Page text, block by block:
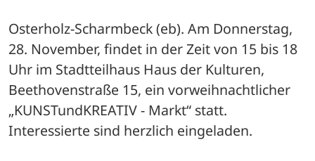
Osterholz-Scharmbeck (eb). Am Donnerstag,
28. November, findet in der Zeit von 15 bis 18
Uhr im Stadtteilhaus Haus der Kulturen,
Beethovenstraße 15, ein vorweihnachtlicher
„KUNSTundKREATIV - Markt“ statt.
Interessierte sind herzlich eingeladen.